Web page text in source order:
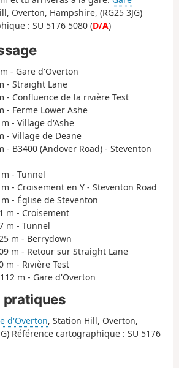
Overton, Hampshire, (RG25 3JG)
: SU 5176 5080 (D/A)
- Gare d'Overton
- Straight Lane
- Confluence de la rivière Test
- Ferme Lower Ashe
- Village d'Ashe
- Village de Deane
- B3400 (Andover Road) - Steventon
- Tunnel
- Croisement en Y - Steventon Road
- Église de Steventon
m - Croisement
m - Tunnel
m - Berrydown
m - Retour sur Straight Lane
m - Rivière Test
m - Gare d'Overton
d'Overton, Station Hill, Overton,
Référence cartographique : SU 5176